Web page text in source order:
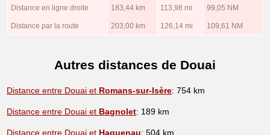
Distance en ligne droite 183,44 km 113,98 mi 99,05 NM
Distance par la route 203,00 km 126,14 mi 109,61 NM
Autres distances de Douai
Distance entre Douai et Romans-sur-Isère: 754 km
Distance entre Douai et Bagnolet: 189 km
Distance entre Douai et Haguenau: 504 km